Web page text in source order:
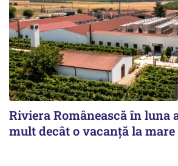
Riviera Românească în luna
mult decât o vacanță la mare